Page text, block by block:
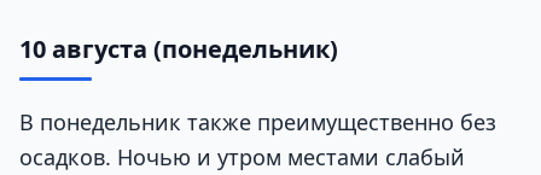
10 августа (понедельник)
В понедельник также преимущественно без
осадков. Ночью и утром местами слабый